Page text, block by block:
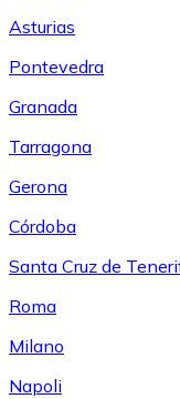
Asturias
Pontevedra
Granada
Tarragona
Gerona
Córdoba
Santa Cruz de
Roma
Milano
Napoli